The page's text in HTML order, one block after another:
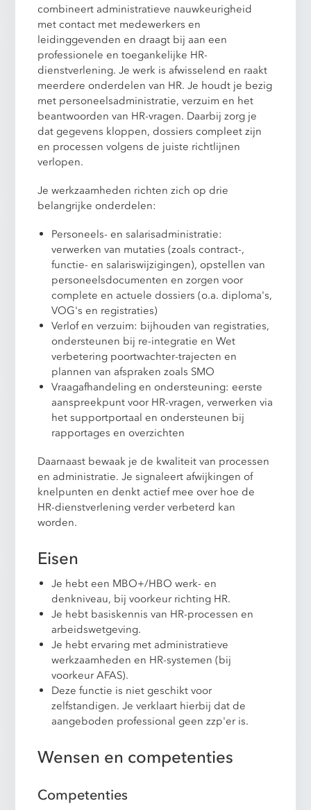
combineert administratieve nauwkeurigheid
met contact met medewerkers en
leidinggevenden en draagt bij aan een
professionele en toegankelijke HR-
dienstverlening. Je werk is afwisselend en raakt
meerdere onderdelen van HR. Je houdt je bezig
met personeelsadministratie, verzuim en het
beantwoorden van HR-vragen. Daarbij zorg je
dat gegevens kloppen, dossiers compleet zijn
en processen volgens de juiste richtlijnen
verlopen.
Je werkzaamheden richten zich op drie
belangrijke onderdelen:
Personeels- en salarisadministratie:
verwerken van mutaties (zoals contract-,
functie- en salariswijzigingen), opstellen van
personeelsdocumenten en zorgen voor
complete en actuele dossiers (o.a. diploma's,
VOG's en registraties)
Verlof en verzuim: bijhouden van registraties,
ondersteunen bij re-integratie en Wet
verbetering poortwachter-trajecten en
plannen van afspraken zoals SMO
Vraagafhandeling en ondersteuning: eerste
aanspreekpunt voor HR-vragen, verwerken via
het supportportaal en ondersteunen bij
rapportages en overzichten
Daarnaast bewaak je de kwaliteit van processen
en administratie. Je signaleert afwijkingen of
knelpunten en denkt actief mee over hoe de
HR-dienstverlening verder verbeterd kan
worden.
Eisen
Je hebt een MBO+/HBO werk- en
denkniveau, bij voorkeur richting HR.
Je hebt basiskennis van HR-processen en
arbeidswetgeving.
Je hebt ervaring met administratieve
werkzaamheden en HR-systemen (bij
voorkeur AFAS).
Deze functie is niet geschikt voor
zelfstandigen. Je verklaart hierbij dat de
aangeboden professional geen zzp'er is.
Wensen en competenties
Competenties